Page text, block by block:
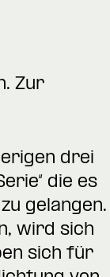
Zur
drei
die es
gelangen.
wird sich
sich für